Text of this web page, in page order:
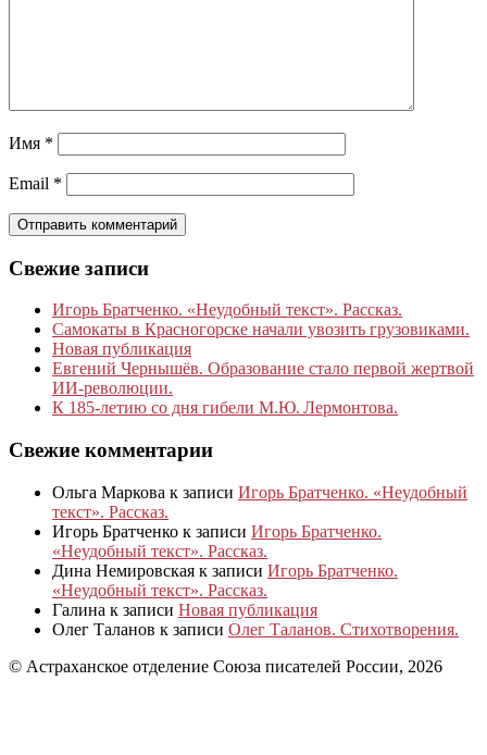
Имя *
Email *
Свежие записи
Игорь Братченко. «Неудобный текст». Рассказ.
Самокаты в Красногорске начали увозить грузовиками.
Новая публикация
Евгений Чернышёв. Образование стало первой жертвой
ИИ-революции.
К 185‑летию со дня гибели М.Ю. Лермонтова.
Свежие комментарии
Ольга Маркова к записи Игорь Братченко. «Неудобный
текст». Рассказ.
Игорь Братченко к записи Игорь Братченко.
«Неудобный текст». Рассказ.
Дина Немировская к записи Игорь Братченко.
«Неудобный текст». Рассказ.
Галина к записи Новая публикация
Олег Таланов к записи Олег Таланов. Стихотворения.
© Астраханское отделение Союза писателей России, 2026